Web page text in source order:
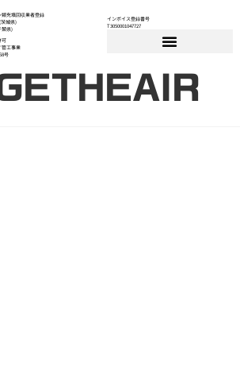
類充填回収業者登録
茨城県)
葉県)
可
管工事業
号
インボイス登録番号
T3050001047727